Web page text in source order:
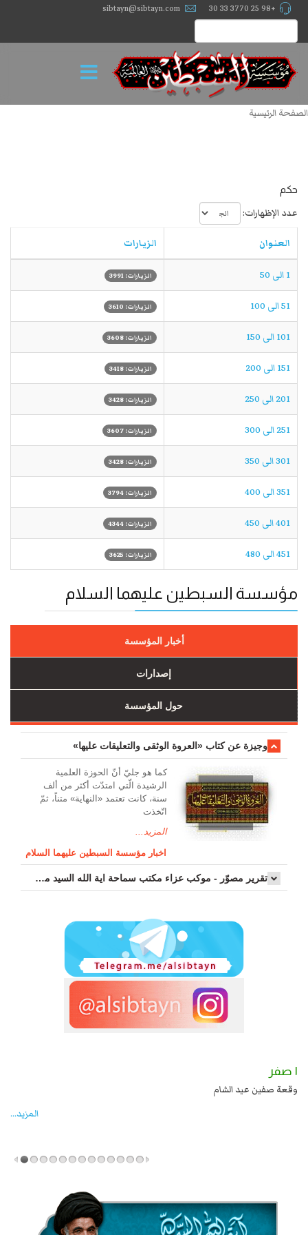
+98 25 3770 33 30
sibtayn@sibtayn.com
الصفحة الرئيسية
حكم
عدد الإظهارات:
العنوان الزيارات
1 الی 50 الزيارات: 3991
51 الی 100 الزيارات: 3610
101 الی 150 الزيارات: 3608
151 الی 200 الزيارات: 3418
201 الی 250 الزيارات: 3428
251 الی 300 الزيارات: 3607
301 الی 350 الزيارات: 3428
351 الی 400 الزيارات: 3794
401 الی 450 الزيارات: 4344
451 الی 480 الزيارات: 3625
مؤسسة السبطين عليهما السلام
أخبار المؤسسة
إصدارات
حول المؤسسة
وجیزة عن کتاب «العروة الوثقی والتعلیقات علیها»
کما هو جليّ أنّ الحوزة العلمیة
الرشیدة الّتي امتدّت أكثر من ألف
سنة، كانت تعتمد «النهاية» متناً، ثمّ
اتّخذت
المزيد...
اخبار مؤسسة السبطين عليهما السلام
تقرير مصوّر - موكب عزاء مکتب سماحة اية الله السيد مرتضى الموسوي الاصفهاني في يوم إستشهاد السيدة فاطم...
زيد بن علي بن الحسين عليهما السلام قتل صاحب الزنج